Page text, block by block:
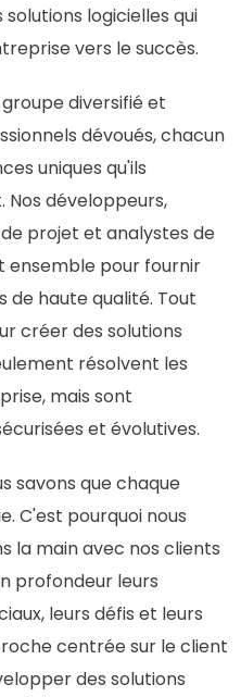
logicielles qui
vers le succès.
diversifié et
dévoués, chacun
uniques qu'ils
développeurs,
projet et analystes de
ensemble pour fournir
de haute qualité. Tout
créer des solutions
résolvent les
mais sont
et évolutives.
savons que chaque
C'est pourquoi nous
la main avec nos clients
profondeur leurs
leurs défis et leurs
centrée sur le client
des solutions